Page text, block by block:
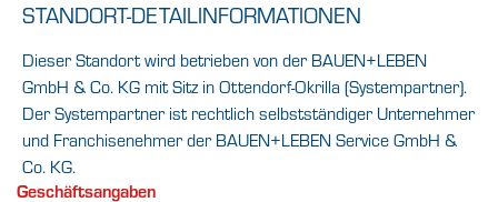
STANDORT-DETAILINFORMATIONEN
Dieser Standort wird betrieben von der BAUEN+LEBEN
GmbH & Co. KG mit Sitz in Ottendorf-Okrilla (Systempartner).
Der Systempartner ist rechtlich selbstständiger Unternehmer
und Franchisenehmer der BAUEN+LEBEN Service GmbH &
Co. KG.
Geschäftsangaben